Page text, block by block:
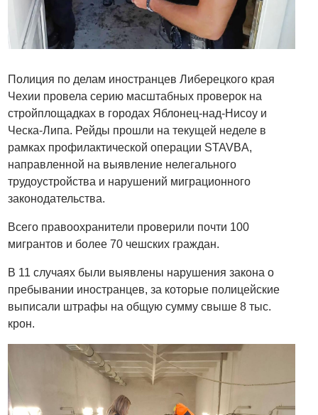
Полиция по делам иностранцев Либерецкого края
Чехии провела серию масштабных проверок на
стройплощадках в городах Яблонец-над-Нисоу и
Ческа-Липа. Рейды прошли на текущей неделе в
рамках профилактической операции STAVBA,
направленной на выявление нелегального
трудоустройства и нарушений миграционного
законодательства.
Всего правоохранители проверили почти 100
мигрантов и более 70 чешских граждан.
В 11 случаях были выявлены нарушения закона о
пребывании иностранцев, за которые полицейские
выписали штрафы на общую сумму свыше 8 тыс.
крон.